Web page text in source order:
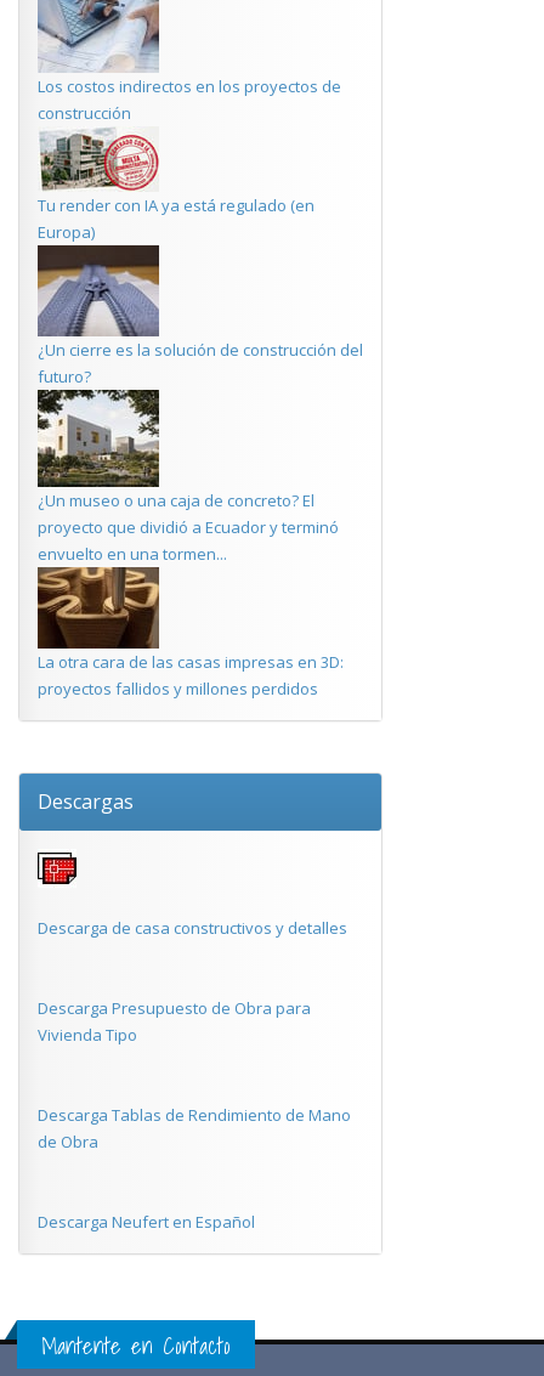
Los costos indirectos en los proyectos de
construcción
Tu render con IA ya está regulado (en
Europa)
¿Un cierre es la solución de construcción del
futuro?
¿Un museo o una caja de concreto? El
proyecto que dividió a Ecuador y terminó
envuelto en una tormen...
La otra cara de las casas impresas en 3D:
proyectos fallidos y millones perdidos
Descargas
Descarga de casa constructivos y detalles
Descarga Presupuesto de Obra para
Vivienda Tipo
Descarga Tablas de Rendimiento de Mano
de Obra
Descarga Neufert en Español
Mantente en Contacto